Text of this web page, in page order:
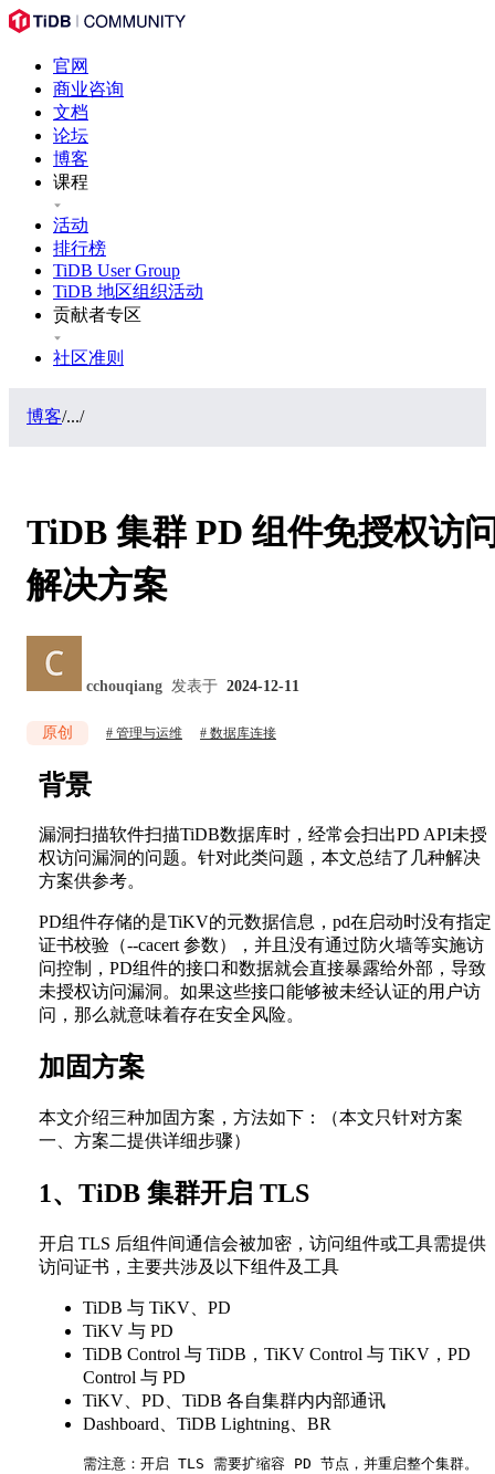
官网
商业咨询
文档
论坛
博客
课程
活动
排行榜
TiDB User Group
TiDB 地区组织活动
贡献者专区
社区准则
博客/.../
TiDB 集群 PD 组件免授权访
解决方案
cchouqiang 发表于 2024-12-11
原创 管理与运维 数据库连接
背景
漏洞扫描软件扫描TiDB数据库时，经常会扫出PD API未授
权访问漏洞的问题。针对此类问题，本文总结了几种解决
方案供参考。
PD组件存储的是TiKV的元数据信息，pd在启动时没有指定
证书校验（--cacert 参数），并且没有通过防火墙等实施访
问控制，PD组件的接口和数据就会直接暴露给外部，导致
未授权访问漏洞。如果这些接口能够被未经认证的用户访
问，那么就意味着存在安全风险。
加固方案
本文介绍三种加固方案，方法如下：（本文只针对方案
一、方案二提供详细步骤）
1、TiDB 集群开启 TLS
开启 TLS 后组件间通信会被加密，访问组件或工具需提供
访问证书，主要共涉及以下组件及工具
TiDB 与 TiKV、PD
TiKV 与 PD
TiDB Control 与 TiDB，TiKV Control 与 TiKV，PD
Control 与 PD
TiKV、PD、TiDB 各自集群内内部通讯
Dashboard、TiDB Lightning、BR
需注意：开启 TLS 需要扩缩容 PD 节点，并重启整个集群。